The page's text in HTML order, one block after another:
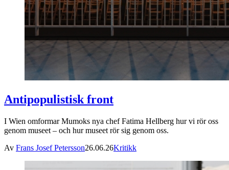
Antipopulistisk front
I Wien omformar Mumoks nya chef Fatima Hellberg hur vi rör oss
genom museet – och hur museet rör sig genom oss.
Av Frans Josef Petersson26.06.26Kritikk